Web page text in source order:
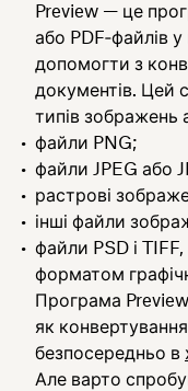
Preview — це
або PDF‑файлів
допомогти з
документів. Цей
типів зображень
файли PNG;
файли JPEG або
растрові
інші файли
файли PSD і
форматом
Програма
як
безпосередньо в
Але варто